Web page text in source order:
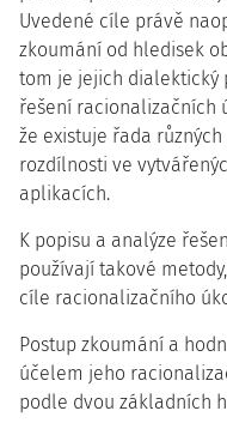
Uvedené cíle právě
zkoumání od hledisek
tom je jejich dialektický
řešení racionalizačních
že existuje řada
rozdílnosti ve
aplikacích.
K popisu a analýze
používají takové
cíle racionalizačního
Postup zkoumání a
účelem jeho
podle dvou základních